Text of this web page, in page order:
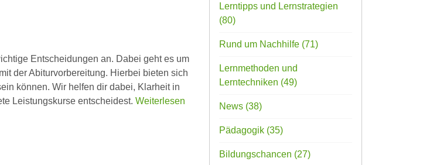
Entscheidungen an. Dabei geht es um
der Abiturvorbereitung. Hierbei bieten sich
können. Wir helfen dir dabei, Klarheit in
Leistungskurse entscheidest. Weiterlesen
Lerntipps und Lernstrategien
(80)
Rund um Nachhilfe (71)
Lernmethoden und
Lerntechniken (49)
News (38)
Pädagogik (35)
Bildungschancen (27)